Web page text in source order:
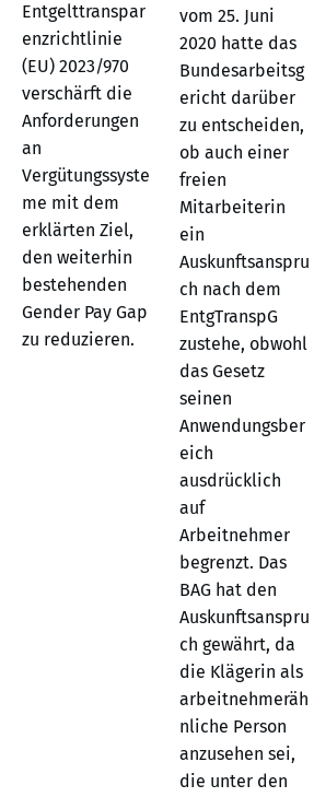
Entgelttranspar
enzrichtlinie
(EU) 2023/970
verschärft die
Anforderungen
an
Vergütungssyste
me mit dem
erklärten Ziel,
den weiterhin
bestehenden
Gender Pay Gap
zu reduzieren.
vom 25. Juni
2020 hatte das
Bundesarbeitsg
ericht darüber
zu entscheiden,
ob auch einer
freien
Mitarbeiterin
ein
Auskunftsanspru
ch nach dem
EntgTranspG
zustehe, obwohl
das Gesetz
seinen
Anwendungsber
eich
ausdrücklich
auf
Arbeitnehmer
begrenzt. Das
BAG hat den
Auskunftsanspru
ch gewährt, da
die Klägerin als
arbeitnehmeräh
nliche Person
anzusehen sei,
die unter den